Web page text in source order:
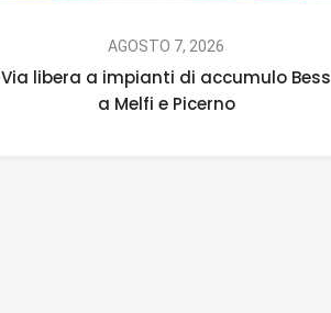
AGOSTO 7, 2026
Via libera a impianti di accumulo Bess
a Melfi e Picerno